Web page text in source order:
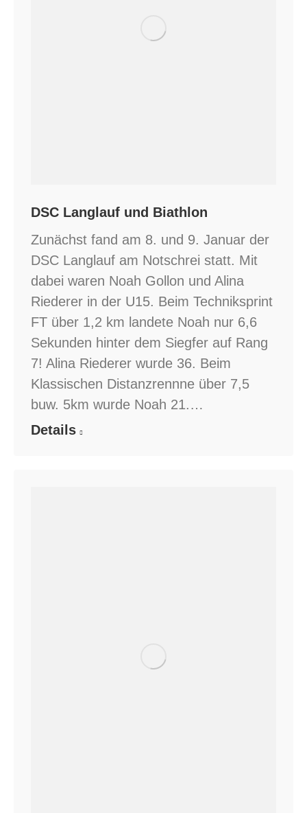
DSC Langlauf und Biathlon
Zunächst fand am 8. und 9. Januar der
DSC Langlauf am Notschrei statt. Mit
dabei waren Noah Gollon und Alina
Riederer in der U15. Beim Techniksprint
FT über 1,2 km landete Noah nur 6,6
Sekunden hinter dem Siegfer auf Rang
7! Alina Riederer wurde 36. Beim
Klassischen Distanzrennne über 7,5
buw. 5km wurde Noah 21.…
Details